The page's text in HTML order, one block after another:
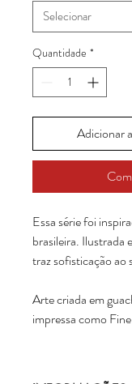
Quantidade *
Adicionar
Essa série foi
brasileira. Ilustrada
traz sofisticação ao
Arte criada em
impressa como